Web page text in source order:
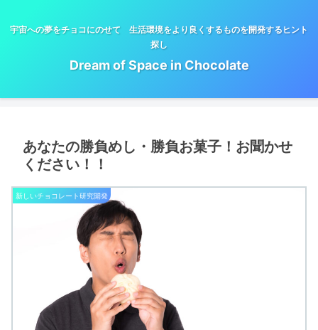
宇宙への夢をチョコにのせて 生活環境をより良くするものを開発するヒント
探し
Dream of Space in Chocolate
あなたの勝負めし・勝負お菓子！お聞かせ
ください！！
新しいチョコレート研究開発